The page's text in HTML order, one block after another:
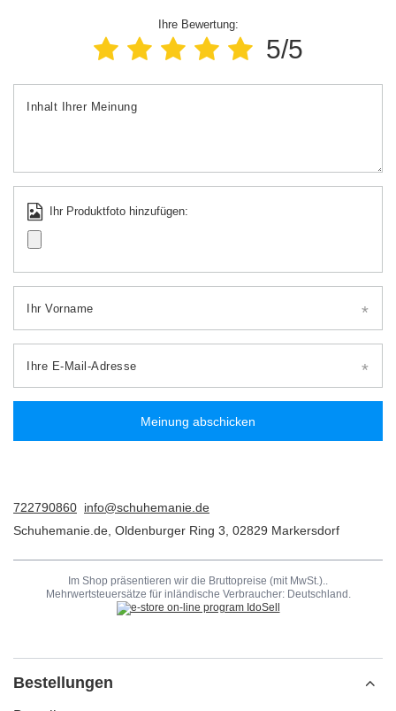
Ihre Bewertung:
5/5
Inhalt Ihrer Meinung
Ihr Produktfoto hinzufügen:
Ihr Vorname
Ihre E-Mail-Adresse
Meinung abschicken
722790860 info@schuhemanie.de
Schuhemanie.de Oldenburger Ring 3 02829 Markersdorf
Im Shop präsentieren wir die Bruttopreise (mit MwSt.)..
Mehrwertsteuersätze für inländische Verbraucher: Deutschland .
Bestellungen